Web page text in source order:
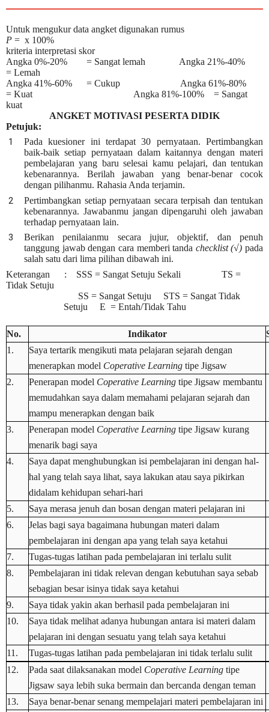
Untuk mengukur data angket digunakan rumus
P = x 100%
kriteria interpretasi skor
Angka 0%-20% = Sangat lemah
Angka 21%-40%
= Lemah
Angka 41%-60% = Cukup
Angka 61%-80%
= Kuat
Angka 81%-100% = Sangat
kuat
ANGKET MOTIVASI PESERTA DIDIK
Petujuk:
Pada kuesioner ini terdapat 30 pernyataan. Pertimbangkan
baik-baik setiap pernyataan dalam kaitannya dengan materi
pembelajaran yang baru selesai kamu pelajari, dan tentukan
kebenarannya. Berilah jawaban yang benar-benar cocok
dengan pilihanmu. Rahasia Anda terjamin.
Pertimbangkan setiap pernyataan secara terpisah dan tentukan
kebenarannya. Jawabanmu jangan dipengaruhi oleh jawaban
terhadap pernyataan lain.
Berikan penilaianmu secara jujur, objektif, dan penuh
tanggung jawab dengan cara memberi tanda checklist (√) pada
salah satu dari lima pilihan dibawah ini.
Keterangan : SSS = Sangat Setuju Sekali TS =
Tidak Setuju
SS = Sangat Setuju STS = Sangat Tidak
Setuju E = Entah/Tidak Tahu
No. Indikator
1.
Saya tertarik mengikuti mata pelajaran sejarah dengan
menerapkan model Coperative Learning tipe Jigsaw
2.
Penerapan model Coperative Learning tipe Jigsaw membantu
memudahkan saya dalam memahami pelajaran sejarah dan
mampu menerapkan dengan baik
3.
Penerapan model Coperative Learning tipe Jigsaw kurang
menarik bagi saya
4.
Saya dapat menghubungkan isi pembelajaran ini dengan hal-
hal yang telah saya lihat, saya lakukan atau saya pikirkan
didalam kehidupan sehari-hari
5.
Saya merasa jenuh dan bosan dengan materi pelajaran ini
6.
Jelas bagi saya bagaimana hubungan materi dalam
pembelajaran ini dengan apa yang telah saya ketahui
7.
Tugas-tugas latihan pada pembelajaran ini terlalu sulit
8.
Pembelajaran ini tidak relevan dengan kebutuhan saya sebab
sebagian besar isinya tidak saya ketahui
9.
Saya tidak yakin akan berhasil pada pembelajaran ini
10.
Saya tidak melihat adanya hubungan antara isi materi dalam
pelajaran ini dengan sesuatu yang telah saya ketahui
11.
Tugas-tugas latihan pada pembelajaran ini tidak terlalu sulit
12.
Pada saat dilaksanakan model Coperative Learning tipe
Jigsaw saya lebih suka bermain dan bercanda dengan teman
13.
Saya benar-benar senang mempelajari materi pembelajaran ini